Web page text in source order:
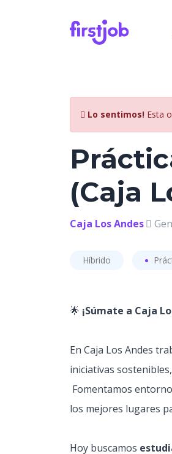
Lo sentimos! Esta
(Caja
Caja Los Andes
Híbrido
🌟 ¡Súmate a Caja
En Caja Los Andes
iniciativas
Fomentamos
los mejores lugares
Hoy buscamos